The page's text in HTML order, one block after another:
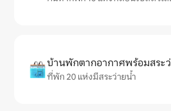
บ้านพักตากอากาศพร้อมสระ
ที่พัก 20 แห่งมีสระว่ายน้ำ